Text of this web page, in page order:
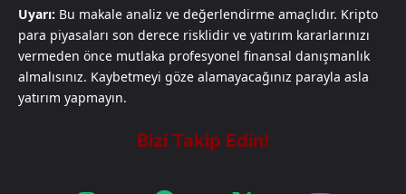
Uyarı: Bu makale analiz ve değerlendirme amaçlıdır. Kripto
para piyasaları son derece risklidir ve yatırım kararlarınızı
vermeden önce mutlaka profesyonel finansal danışmanlık
almalısınız. Kaybetmeyi göze alamayacağınız parayla asla
yatırım yapmayın.​​​​​​​​​​​​​​​​